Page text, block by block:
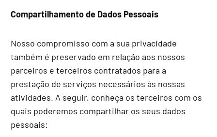
Compartilhamento de Dados Pessoais
Nosso compromisso com a sua privacidade
também é preservado em relação aos nossos
parceiros e terceiros contratados para a
prestação de serviços necessários às nossas
atividades. A seguir, conheça os terceiros com os
quais poderemos compartilhar os seus dados
pessoais: